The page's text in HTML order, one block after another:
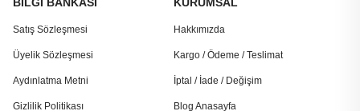
Satış Sözleşmesi
Üyelik Sözleşmesi
Aydınlatma Metni
Gizlilik Politikası
Hakkımızda
Kargo / Ödeme / Teslimat
İptal / İade / Değişim
Blog Anasayfa